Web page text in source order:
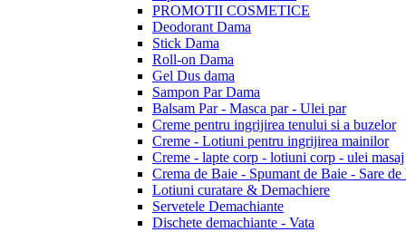
PROMOTII COSMETICE
Deodorant Dama
Stick Dama
Roll-on Dama
Gel Dus dama
Sampon Par Dama
Balsam Par - Masca par - Ulei par
Creme pentru ingrijirea tenului si a buzelor
Creme - Lotiuni pentru ingrijirea mainilor
Creme - lapte corp - lotiuni corp - ulei masaj
Crema de Baie - Spumant de Baie - Sare de
Lotiuni curatare & Demachiere
Servetele Demachiante
Dischete demachiante - Vata